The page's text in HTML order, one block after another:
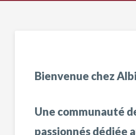
Bienvenue chez
Une communauté
passionnés dédiée